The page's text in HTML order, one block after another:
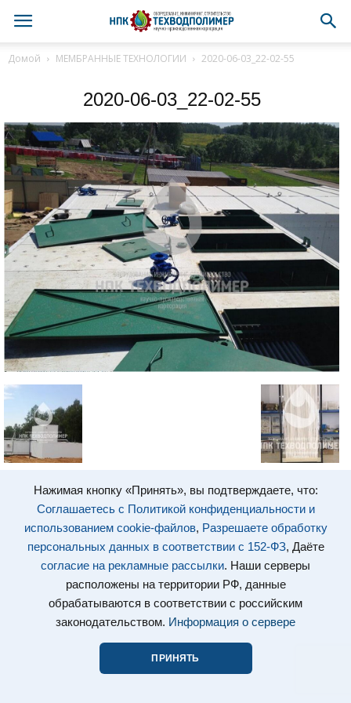
Нажимая кнопку «Принять», вы подтверждаете, что:
Соглашаетесь с Политикой конфиденциальности и
использованием cookie-файлов, Разрешаете обработку
персональных данных в соответствии с 152-ФЗ, Даёте
согласие на рекламные рассылки. Наши серверы
расположены на территории РФ, данные
обрабатываются в соответствии с российским
законодательством. Информация о сервере
ПРИНЯТЬ
Домой МЕМБРАННЫЕ ТЕХНОЛОГИИ 2020-06-03_22-02-55
2020-06-03_22-02-55